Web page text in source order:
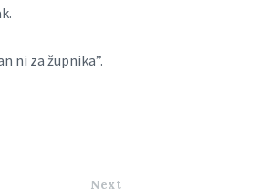
ni za župnika”.
Next